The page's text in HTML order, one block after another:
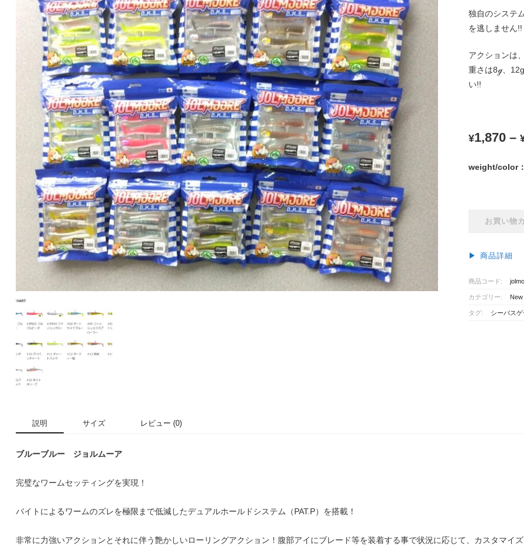
独自のシステ
を逃しません!!
アクションは
重さは8ℊ、
い!!
¥1,870 –
weight/color
ブ
ー
ョ
ル
お買い物
▶︎ 商品詳細
商品コード:
カテゴリー:
タグ: シーバス
説明 サイズ レビュー (0)
ブルーブルー ジョルムーア
完璧なワームセッティングを実現！
バイトによるワームのズレを極限まで低減したデュアルホールドシステム（PAT.P）を搭載！
非常に力強いアクションとそれに伴う艶かしいローリングアクション！腹部アイにブレード等を装着する事で状況に応じて、カスタマイ